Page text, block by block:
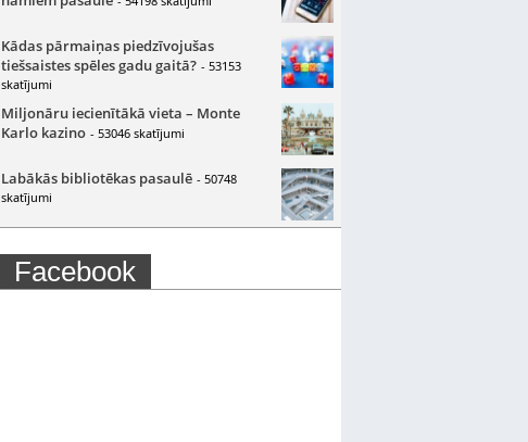
Kādas pārmaiņas piedzīvojušas
tiešsaistes spēles gadu gaitā? - 53153
skatījumi
Miljonāru iecienītākā vieta – Monte
Karlo kazino - 53046 skatījumi
Labākās bibliotēkas pasaulē - 50748
skatījumi
Facebook